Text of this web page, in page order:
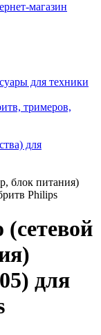
магазин
для техники
тримеров,
для
блок питания)
Philips
(сетевой
для